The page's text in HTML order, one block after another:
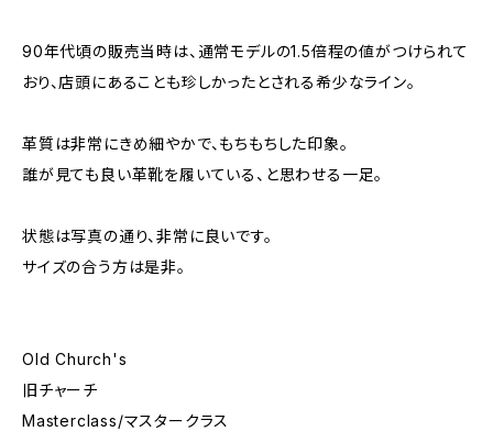
90年代頃の販売当時は、通常モデルの1.5倍程の値がつけられて
おり、店頭にあることも珍しかったとされる希少なライン。
革質は非常にきめ細やかで、もちもちした印象。
誰が見ても良い革靴を履いている、と思わせる一足。
状態は写真の通り、非常に良いです。
サイズの合う方は是非。
Old Church's
旧チャーチ
Masterclass/マスタークラス